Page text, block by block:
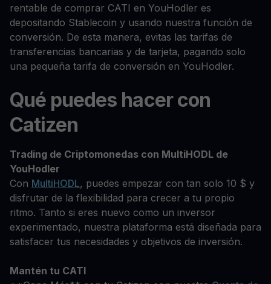
rentable de comprar CATI en YouHodler es
depositando Stablecoin y usando nuestra función de
conversión. De esta manera, evitas las tarifas de
transferencias bancarias y de tarjeta, pagando solo
una pequeña tarifa de conversión en YouHodler.
Qué puedes hacer con
Catizen
Trading de Criptomonedas con MultiHODL de
YouHodler
Con MultiHODL, puedes empezar con tan solo 10 $ y
disfrutar de la flexibilidad para crecer a tu propio
ritmo. Tanto si eres nuevo como un inversor
experimentado, nuestra plataforma está diseñada para
satisfacer tus necesidades y objetivos de inversión.
Mantén tu CATI